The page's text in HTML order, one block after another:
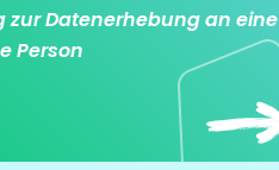
zur Datenerhebung an eine
Person